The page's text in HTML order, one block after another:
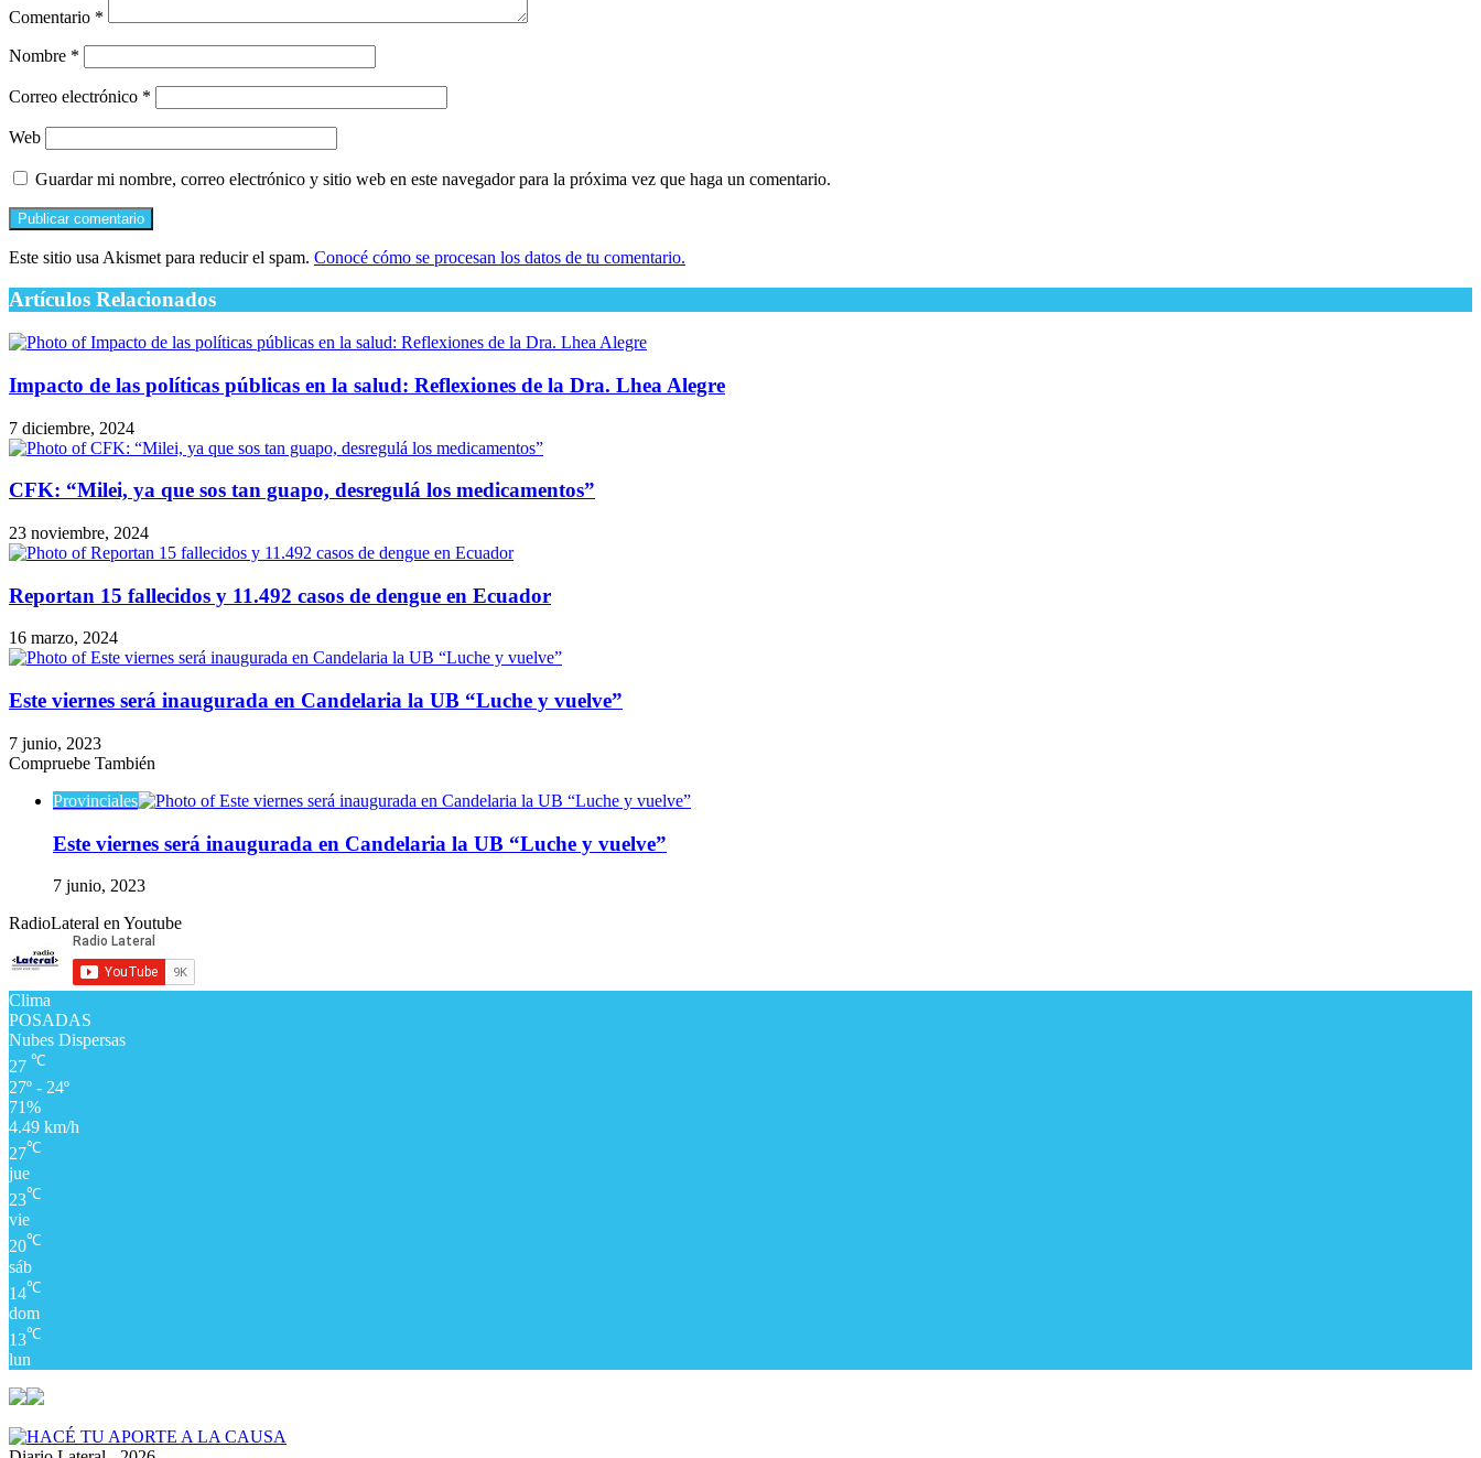
Comentario *
Nombre *
Correo electrónico *
Web
Guardar mi nombre, correo electrónico y sitio web en este navegador para la próxima vez que haga un comentario.
Este sitio usa Akismet para reducir el spam. Conocé cómo se procesan los datos de tu comentario.
Artículos Relacionados
Impacto de las políticas públicas en la salud: Reflexiones de la Dra. Lhea Alegre
7 diciembre, 2024
CFK: “Milei, ya que sos tan guapo, desregulá los medicamentos”
23 noviembre, 2024
Reportan 15 fallecidos y 11.492 casos de dengue en Ecuador
16 marzo, 2024
Este viernes será inaugurada en Candelaria la UB “Luche y vuelve”
7 junio, 2023
Compruebe También
Provinciales
Este viernes será inaugurada en Candelaria la UB “Luche y vuelve”
7 junio, 2023
RadioLateral en Youtube
Clima
POSADAS
Nubes Dispersas
27 ℃
27º - 24º
71%
4.49 km/h
27℃
jue
23℃
vie
20℃
sáb
14℃
dom
13℃
lun